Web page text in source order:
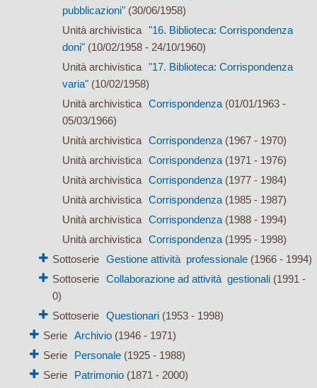
pubblicazioni"(30/06/1958)
Unità archivistica
"16. Biblioteca: Corrispondenza
doni"(10/02/1958 - 24/10/1960)
Unità archivistica
"17. Biblioteca: Corrispondenza
varia"(10/02/1958)
Unità archivistica
Corrispondenza(01/01/1963 -
05/03/1966)
Unità archivistica
Corrispondenza(1967 - 1970)
Unità archivistica
Corrispondenza(1971 - 1976)
Unità archivistica
Corrispondenza(1977 - 1984)
Unità archivistica
Corrispondenza(1985 - 1987)
Unità archivistica
Corrispondenza(1988 - 1994)
Unità archivistica
Corrispondenza(1995 - 1998)
Sottoserie
Gestione attività professionale (1966 - 1994)
Sottoserie
Collaborazione ad attività gestionali (1991 -
0)
Sottoserie
Questionari (1953 - 1998)
Serie Archivio(1946 - 1971)
Serie
Personale(1925 - 1988)
Serie
Patrimonio(1871 - 2000)